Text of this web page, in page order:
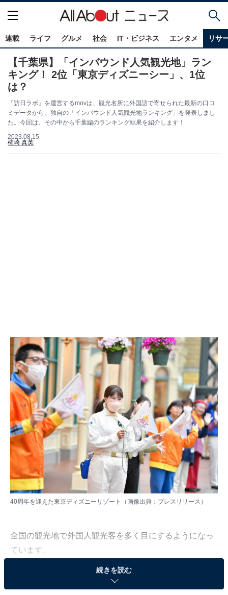
連載 ライフ グルメ 社会 IT・ビジネス エンタメ リサ
【千葉県】「インバウンド人気観光地」ラン
キング！ 2位「東京ディズニーシー」、1位
は？
『訪日ラボ』を運営するmovは、観光名所に外国語で寄せられた最新の口コ
ミデータから、独自の「インバウンド人気観光地ランキング」を発表しまし
た。今回は、その中から千葉編のランキング結果を紹介します！
2023.08.15
柿崎 真英
40周年を迎えた東京ディズニーリゾート（画像出典： プレスリリース ）
全国の観光地で外国人観光客を多く目にするようになっ
ています。
そんな中、『訪日ラボ』を運営するmovは、各観光名所
続きを読む